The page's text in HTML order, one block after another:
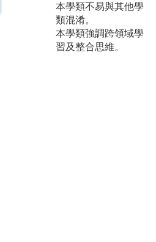
本學類不易與其他學
類混淆。
本學類強調跨領域學
習及整合思維。